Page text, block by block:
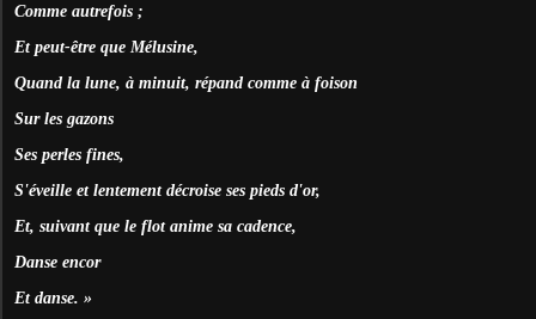
Comme autrefois ;
Et peut-être que Mélusine,
Quand la lune, à minuit, répand comme à foison
Sur les gazons
Ses perles fines,
S'éveille et lentement décroise ses pieds d'or,
Et, suivant que le flot anime sa cadence,
Danse encor
Et danse. »